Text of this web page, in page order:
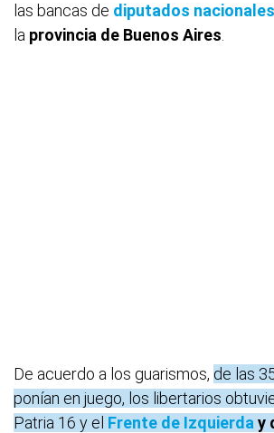
las bancas de diputados nacionales
la provincia de Buenos Aires
De acuerdo a los guarismos, de las
ponían en juego, los libertarios
Patria 16 y el Frente de Izquierda y